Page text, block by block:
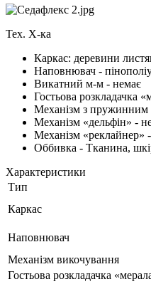
Тех. Х-ка
Каркас: деревини
Наповнювач -
Викатний м-м - немає
Гостьова розкладачка
Механізм з пружинним
Механізм «дельфін» -
Механізм «реклайнер»
Оббивка - Тканина,
Характеристики
Тип
Каркас
Наповнювач
Механізм викочування
Гостьова розкладачка